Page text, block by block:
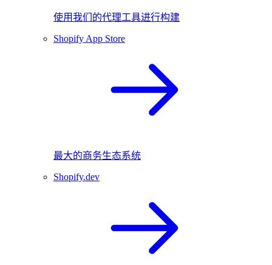
使用我们的代理工具进行构建
Shopify App Store
最大的商务生态系统
Shopify.dev